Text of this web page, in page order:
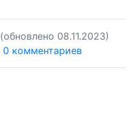
(обновлено 08.11.2023)
0 комментариев